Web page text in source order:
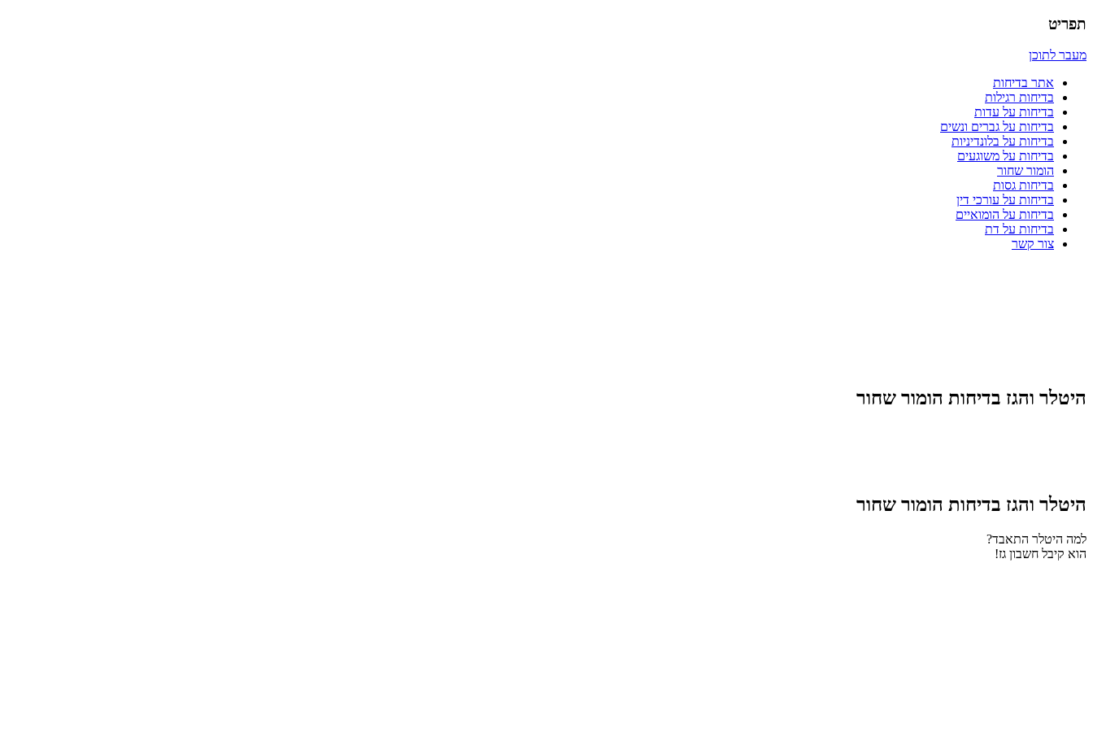
תפריט
מעבר לתוכן
אתר בדיחות
בדיחות רגילות
בדיחות על עדות
בדיחות על גברים ונשים
בדיחות על בלונדיניות
בדיחות על משוגעים
הומור שחור
בדיחות גסות
בדיחות על עורכי דין
בדיחות על הומואיים
בדיחות על דת
צור קשר
היטלר והגז בדיחות הומור שחור
היטלר והגז בדיחות הומור שחור
למה היטלר התאבד?
הוא קיבל חשבון גז!